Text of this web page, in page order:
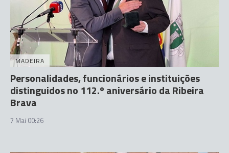
MADEIRA
Personalidades, funcionários e instituições
distinguidos no 112.º aniversário da Ribeira
Brava
7 Mai 00:26